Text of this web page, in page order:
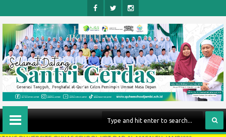
Face
Boo
K
Twitt
Er
Insta
Gra
M